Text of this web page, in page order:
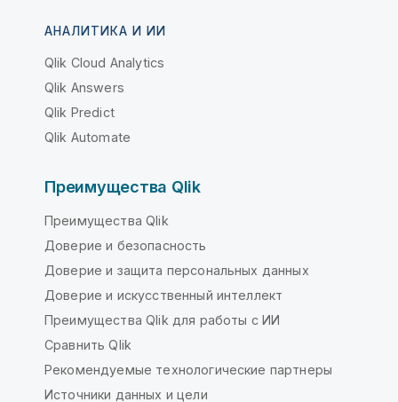
АНАЛИТИКА И ИИ
Qlik Cloud Analytics
Qlik Answers
Qlik Predict
Qlik Automate
Преимущества Qlik
Преимущества Qlik
Доверие и безопасность
Доверие и защита персональных данных
Доверие и искусственный интеллект
Преимущества Qlik для работы с ИИ
Сравнить Qlik
Рекомендуемые технологические партнеры
Источники данных и цели